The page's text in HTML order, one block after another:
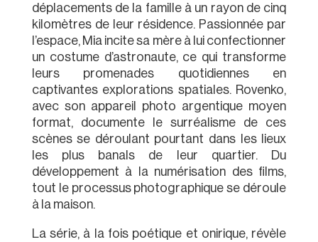
déplacements de la famille à un rayon de cinq
kilomètres de leur résidence. Passionnée par
l’espace, Mia incite sa mère à lui confectionner
un costume d’astronaute, ce qui transforme
leurs promenades quotidiennes en
captivantes explorations spatiales. Rovenko,
avec son appareil photo argentique moyen
format, documente le surréalisme de ces
scènes se déroulant pourtant dans les lieux
les plus banals de leur quartier. Du
développement à la numérisation des films,
tout le processus photographique se déroule
à la maison.
La série, à la fois poétique et onirique, révèle